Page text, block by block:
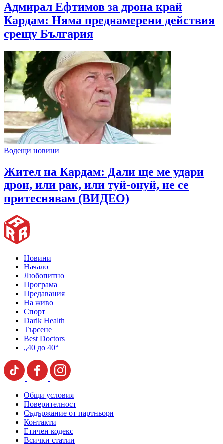
Адмирал Ефтимов за дрона край
Кардам: Няма преднамерени действия
срещу България
Водещи новини
Жител на Кардам: Дали ще ме удари
дрон, или рак, или туй-онуй, не се
притеснявам (ВИДЕО)
Новини
Начало
Любопитно
Програма
Предавания
На живо
Спорт
Darik Health
Търсене
Best Doctors
„40 до 40“
Общи условия
Поверителност
Съдържание от партньори
Контакти
Етичен кодекс
Всички статии